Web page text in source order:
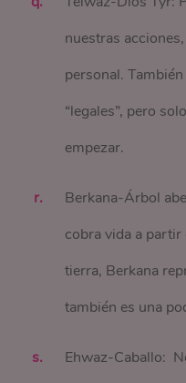
nuestras
personal.
“legales”, pero
empezar.
Berkana-Árbol
cobra vida a partir
tierra, Berkana
también es una
Ehwaz-Caballo: